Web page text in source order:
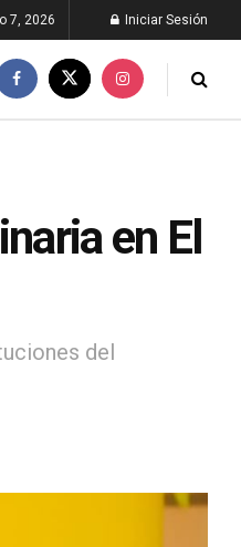
7, 2026 Iniciar Sesión
en El
del